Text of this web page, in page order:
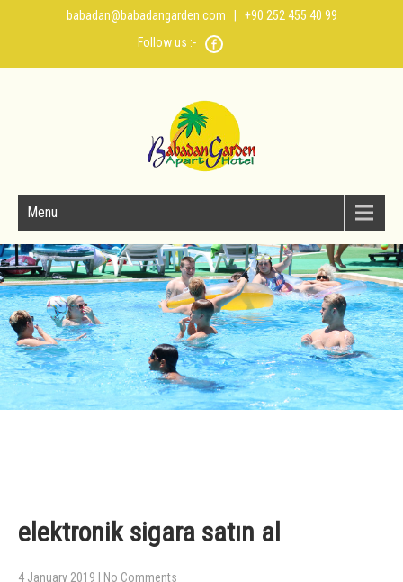
babadan@babadangarden.com | +90 252 455 40 99
Follow us :-
Menu
elektronik sigara satın al
4 January 2019 No Comments